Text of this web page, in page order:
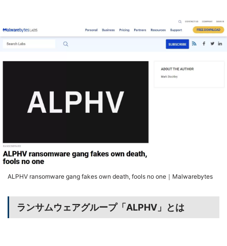
ALPHV ransomware gang fakes own death, fools no one｜Malwarebytes
ランサムウェアグループ「ALPHV」とは